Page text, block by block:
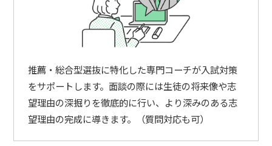
推薦・総合型選抜に特化した専門コーチが入試対策
をサポートします。面談の際には生徒の将来像や志
望理由の深掘りを徹底的に行い、より深みのある志
望理由の完成に導きます。（質問対応も可）